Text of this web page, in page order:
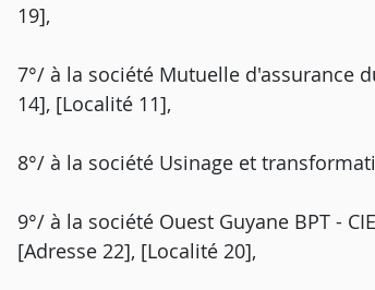
19],
7°/ à la société Mutuelle d'assurance
14], [Localité 11],
8°/ à la société Usinage et
9°/ à la société Ouest Guyane BPT -
[Adresse 22], [Localité 20],